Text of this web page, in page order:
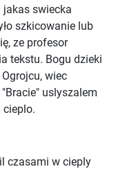
swiecka
szkicowanie lub
ze profesor
tekstu. Bogu dzieki
wiec
uslyszalem
cieplo.
czasami w cieply